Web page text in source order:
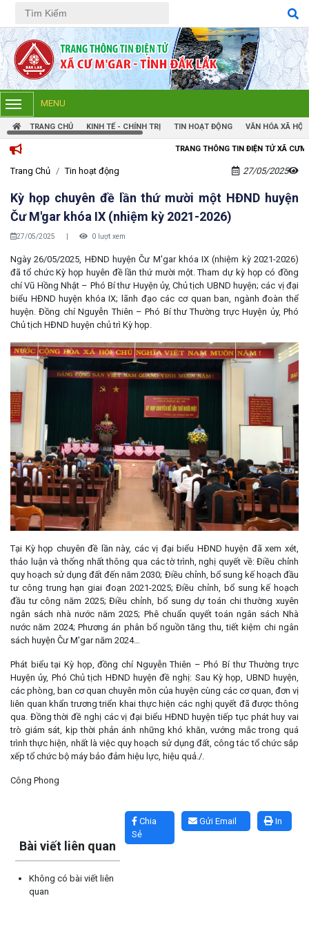
Tiếng Việt Tiếng Anh
MENU
TRANG CHỦ KINH TẾ - CHÍNH TRỊ TIN HOẠT ĐỘNG VĂN HÓA XÃ HỘI
TRANG THÔNG TIN ĐIỆN TỬ XÃ CƯM'GAR, TỈNH ĐẮK
Trang Chủ Tin hoạt động 27/05/2025
Kỳ họp chuyên đề lần thứ mười một HĐND huyện
Čư M'gar khóa IX (nhiệm kỳ 2021-2026)
27/05/2025 | 0 lượt xem
Ngày 26/05/2025, HĐND huyện Čư M'gar khóa IX (nhiệm kỳ 2021-2026)
đã tổ chức Kỳ họp huyên đề lần thứ mười một. Tham dự kỳ họp có đồng
chí Vũ Hồng Nhật – Phó Bí thư Huyện ủy, Chủ tịch UBND huyện; các vị đại
biểu HĐND huyện khóa IX; lãnh đạo các cơ quan ban, ngành đoàn thể
huyện. Đồng chí Nguyễn Thiên – Phó Bí thư Thường trực Huyện ủy, Phó
Chủ tịch HĐND huyện chủ trì Kỳ họp.
Tại Kỳ họp chuyên đề lần này, các vị đại biểu HĐND huyện đã xem xét,
thảo luận và thống nhất thông qua các tờ trình, nghị quyết về: Điều chỉnh
quy hoạch sử dụng đất đến năm 2030; Điều chỉnh, bổ sung kế hoạch đầu
tư công trung hạn giai đoạn 2021-2025; Điều chỉnh, bổ sung kế hoạch
đầu tư công năm 2025; Điều chỉnh, bổ sung dự toán chi thường xuyên
ngân sách nhà nước năm 2025; Phê chuẩn quyết toán ngân sách Nhà
nước năm 2024; Phương án phân bổ nguồn tăng thu, tiết kiệm chi ngân
sách huyện Čư M'gar năm 2024…
Phát biểu tại Kỳ họp, đồng chí Nguyễn Thiên – Phó Bí thư Thường trực
Huyện ủy, Phó Chủ tịch HĐND huyện đề nghị: Sau Kỳ họp, UBND huyện,
các phòng, ban cơ quan chuyên môn của huyện cùng các cơ quan, đơn vị
liên quan khẩn trương triển khai thực hiện các nghị quyết đã được thông
qua. Đồng thời đề nghị các vị đại biểu HĐND huyện tiếp tục phát huy vai
trò giám sát, kịp thời phản ánh những khó khăn, vướng mắc trong quá
trình thực hiện, nhất là việc quy hoạch sử dụng đất, công tác tổ chức sắp
xếp tổ chức bộ máy bảo đảm hiệu lực, hiệu quả./.
Công Phong
In
Gửi Email
Chia
Sẻ
Bài viết liên quan
Không có bài viết liên
quan